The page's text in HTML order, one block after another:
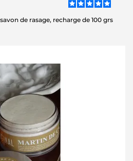
de rasage, recharge de 100 grs